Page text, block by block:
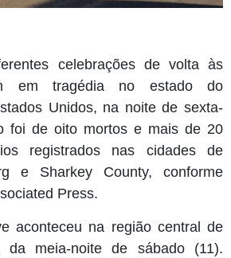
celebrações de volta às
em tragédia no estado do
Unidos, na noite de sexta-
foi de oito mortos e mais de 20
registrados nas cidades de
e Sharkey County, conforme
Press.
aconteceu na região central de
da meia-noite de sábado (11).